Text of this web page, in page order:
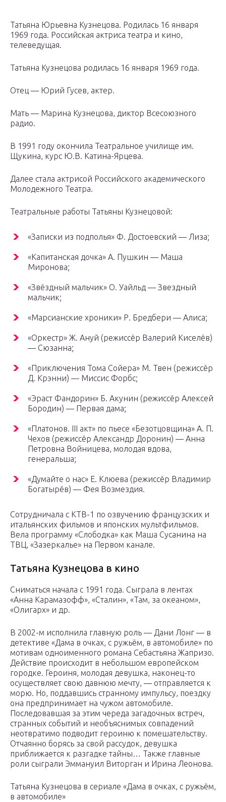
Татьяна Юрьевна Кузнецова. Родилась 16 января
1969 года. Российская актриса театра и кино,
телеведущая.
Татьяна Кузнецова родилась 16 января 1969 года.
Отец — Юрий Гусев, актер.
Мать — Марина Кузнецова, диктор Всесоюзного
радио.
В 1991 году окончила Театральное училище им.
Щукина, курс Ю.В. Катина-Ярцева.
Далее стала актрисой Российского академического
Молодежного Театра.
Театральные работы Татьяны Кузнецовой:
«Записки из подполья» Ф. Достоевский — Лиза;
«Капитанская дочка» А. Пушкин — Маша
Миронова;
«Звёздный мальчик» О. Уайльд — Звездный
мальчик;
«Марсианские хроники» Р. Бредбери — Алиса;
«Оркестр» Ж. Ануй (режиссёр Валерий Киселёв)
— Сюзанна;
«Приключения Тома Сойера» М. Твен (режиссёр
Д. Крэнни) — Миссис Форбс;
«Эраст Фандорин» Б. Акунин (режиссёр Алексей
Бородин) — Первая дама;
«Платонов. III акт» по пьесе «Безотцовщина» А. П.
Чехов (режиссёр Александр Доронин) — Анна
Петровна Войницева, молодая вдова,
генеральша;
«Думайте о нас» Е. Клюева (режиссёр Владимир
Богатырёв) — Фея Возмездия.
Сотрудничала с КТВ-1 по озвучению французских и
итальянских фильмов и японских мультфильмов.
Вела программу «Слободка» как Маша Сусанина на
ТВЦ, «Зазеркалье» на Первом канале.
Татьяна Кузнецова в кино
Сниматься начала с 1991 года. Сыграла в лентах
«Анна Карамазофф», «Сталин», «Там, за океаном»,
«Олигарх» и др.
В 2002-м исполнила главную роль — Дани Лонг — в
детективе «Дама в очках, с ружьём, в автомобиле» по
мотивам одноименного романа Себастьяна Жапризо.
Действие происходит в небольшом европейском
городке. Героиня, молодая девушка, наконец-то
осуществляет свою давнюю мечту, — отправляется к
морю. Но, поддавшись странному импульсу, поездку
она предпринимает на чужом автомобиле.
Последовавшая за этим череда загадочных встреч,
странных событий и необъяснимых совпадений
неотвратимо подводит героиню к помешательству.
Отчаянно борясь за свой рассудок, девушка
приближается к разгадке тайны… Также главные
роли сыграли Эммануил Виторган и Ирина Леонова.
Татьяна Кузнецова в сериале «Дама в очках, с ружьём,
в автомобиле»